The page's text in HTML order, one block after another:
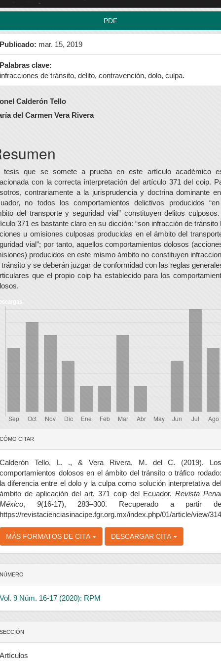
PDF
Publicado: mar. 15, 2019
Palabras clave:
infracciones de tránsito, delito, contravención, dolo, culpa.
Calderón Tello
del Carmen Vera Rivera
tesis que se somete a prueba en este artículo académico
con la correcta interpretación del artículo 371 del coip.
contrariamente a la jurisprudencia y doctrina dominante
no todos los comportamientos delictivos producidos
del transporte y seguridad vial” constituyen delitos
371 es bastante claro en su dicción: “son infracción de tránsito
u omisiones culposas producidas en el ámbito del
vial”; por tanto, aquellos comportamientos dolosos
producidos en este mismo ámbito no constituyen
tránsito y se deberán juzgar de conformidad con las reglas
que el propio coip ha establecido para los
CÓMO CITAR
Calderón Tello, L. ., & Vera Rivera, M. del C. (2019). Los
comportamientos dolosos en el ámbito del tránsito o tráfico rodado:
la diferencia entre el dolo y la culpa como solución interpretativa del
ámbito de aplicación del art. 371 coip del Ecuador. Revista Penal
México, 9(16-17), 283–300. Recuperado a partir
https://revistacienciasinacipe.fgr.org.mx/index.php/01/article/view/314
MÁS FORMATOS DE CITA DESCARGAR CITA
NÚMERO
Vol. 9 Núm. 16-17 (2020): RPM
SECCIÓN
Artículos